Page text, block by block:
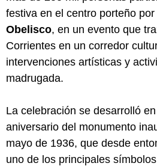
festiva en el centro porteño por
Obelisco, en un evento que
Corrientes en un corredor
intervenciones artísticas y
madrugada.
La celebración se desarrolló
aniversario del monumento
mayo de 1936, que desde
uno de los principales